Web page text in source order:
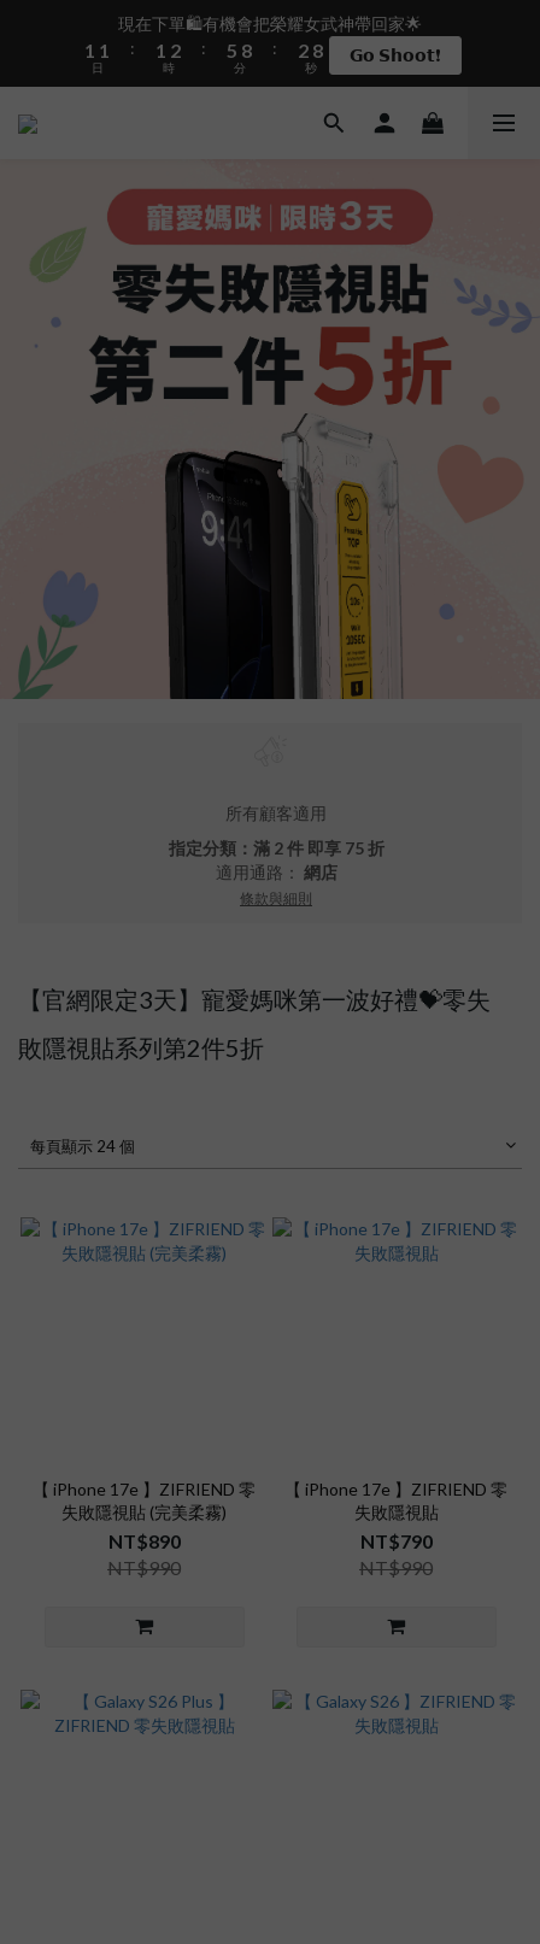
盛夏限定☀️週週抽LINE POINT｜滿1000即享免運
現在下單🛍️有機會把榮耀女武神帶回家🌟
1
0
1
0
日
:
2
1
0
3
2
1
時
:
6
5
4
9
8
7
2
1
0
分
:
3
2
1
9
8
7
2
1
0
秒
𝗚𝗼 𝗦𝗵𝗼𝗼𝘁❗
i17正式開賣✨點我加入新會員👆馬上送50元
盛夏限定☀️週週抽LINE POINT｜滿1000即享免運
所有顧客適用
指定分類：滿 2 件 即享 75 折
適用通路： 網店
條款與細則
【官網限定3天】寵愛媽咪第一波好禮💝零失
敗隱視貼系列第2件5折
每頁顯示 24 個
【 iPhone 17e 】ZIFRIEND 零
失敗隱視貼 (完美柔霧)
NT$890
NT$990
【 iPhone 17e 】ZIFRIEND 零
失敗隱視貼
NT$790
NT$990